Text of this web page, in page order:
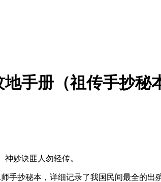
手册（祖传手抄秘
妙诀匪人勿轻传。
手抄秘本，详细记录了我国民间最全的